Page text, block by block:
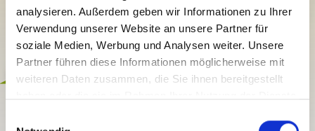
analysieren. Außerdem geben wir Informationen zu Ihrer
Verwendung unserer Website an unsere Partner für
soziale Medien, Werbung und Analysen weiter. Unsere
Partner führen diese Informationen möglicherweise mit
weiteren Daten zusammen, die Sie ihnen bereitgestellt
Compreso
GEFÜHRTE WANDERUNGEN